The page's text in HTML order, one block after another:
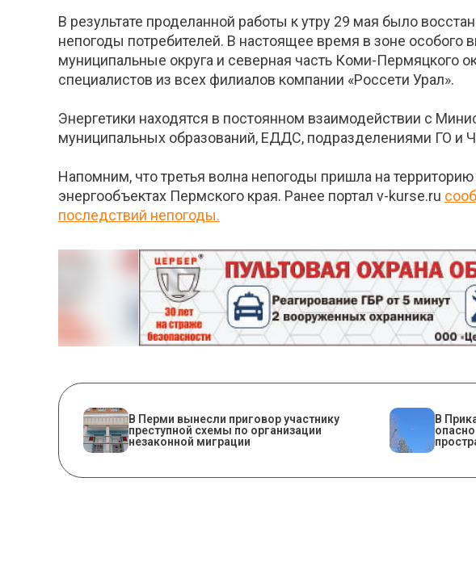
В результате проделанной работы к утру 29 мая было
непогоды потребителей. В настоящее время в зоне особого
муниципальные округа и северная часть Коми-Пермяцкого
специалистов из всех филиалов компании «Россети Урал».
Энергетики находятся в постоянном взаимодействии с
муниципальных образований, ЕДДС, подразделениями ГО и
Напомним, что третья волна непогоды пришла на
энергообъектах Пермского края. Ранее портал v-kurse.ru
последствий непогоды.
В Перми вынесли приговор участнику
преступной схемы по организации
незаконной миграции
В